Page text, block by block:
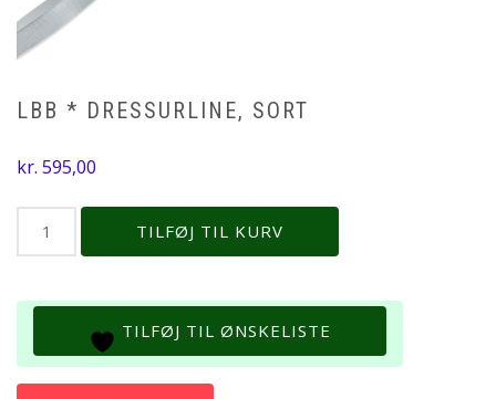
LBB * DRESSURLINE, SORT
kr. 595,00
antal
TILFØJ TIL KURV
TILFØJ TIL ØNSKELISTE